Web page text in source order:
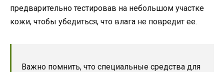
предварительно тестировав на небольшом участке
кожи, чтобы убедиться, что влага не повредит ее.
Важно помнить, что специальные средства для